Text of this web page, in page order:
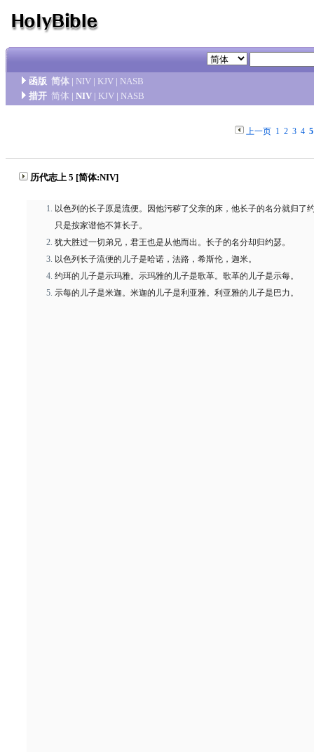
函版 简体 | NIV | KJV | NASB
措开 简体 | NIV | KJV | NASB
上一页 1 2 3 4 5
历代志上 5 [简体:NIV]
以色列的长子原是流便。因他污秽了父亲的床，他长子的名分就归了
只是按家谱他不算长子。
犹大胜过一切弟兄，君王也是从他而出。长子的名分却归约瑟。
以色列长子流便的儿子是哈诺，法路，希斯伦，迦米。
约珥的儿子是示玛雅。示玛雅的儿子是歌革。歌革的儿子是示每。
示每的儿子是米迦。米迦的儿子是利亚雅。利亚雅的儿子是巴力。